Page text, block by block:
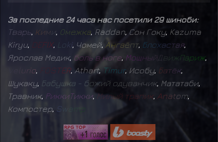
За последние 24 часа нас посетили 29 шиноби:
Тварь Ким Омежка, Raddan Сон Гоку, Kazuma
Kiryu D EFIX, Lo ki, Чомей, Ангаёпт, Блохастая,
Ярослав Медик, боль в ноге МощныйД вижПариж,
urio S TER, Athart, Timur, Исобу, Батёк,
Шукаку, Бабушка - божий одуванчик, Мататаби,
Травник, РиккиТикки,Милый трапик, Anatom,
Компостер Sw